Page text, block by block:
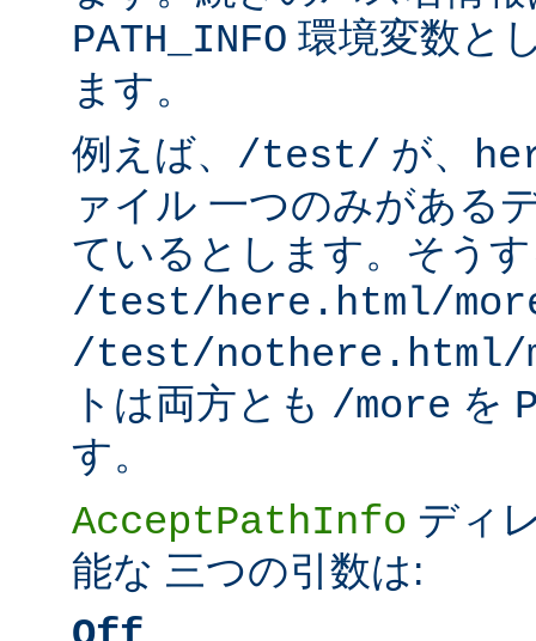
PATH_INFO 環境変数と
ます。
例えば、 /test/ が、
ァイル 一つのみがある
ているとします。そう
/test/here.html/
/test/nothere.html/
トは両方とも /more を
す。
AcceptPathInfo ディ
能な 三つの引数は: